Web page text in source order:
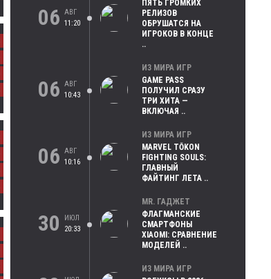
06 АВГ
11:20
ПЯТЬ ГРОМКИХ
РЕЛИЗОВ
ОБРУШАТСЯ НА
ИГРОКОВ В КОНЦЕ
..
06 АВГ
10:43
ИЗ МИРА ИГР
GAME PASS
ПОЛУЧИЛ СРАЗУ
ТРИ ХИТА —
ВКЛЮЧАЯ ..
06 АВГ
10:16
ИЗ МИРА ИГР
MARVEL TŌKON
FIGHTING SOULS:
ГЛАВНЫЙ
ФАЙТИНГ ЛЕТА ..
30
ИЮЛ
20:33
MR. ГАДЖЕТ
ФЛАГМАНСКИЕ
СМАРТФОНЫ
XIAOMI: СРАВНЕНИЕ
МОДЕЛЕЙ ..
ИЗ МИРА ИГР